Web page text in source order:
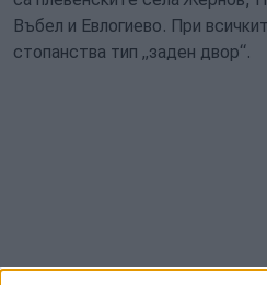
Въбел и Евлогиево. При
стопанства тип „заден двор“.